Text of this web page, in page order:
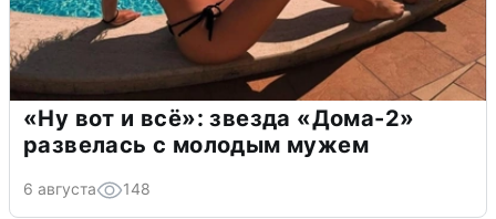
«Ну вот и всё»: звезда «Дома-2»
развелась с молодым мужем
6 августа 148